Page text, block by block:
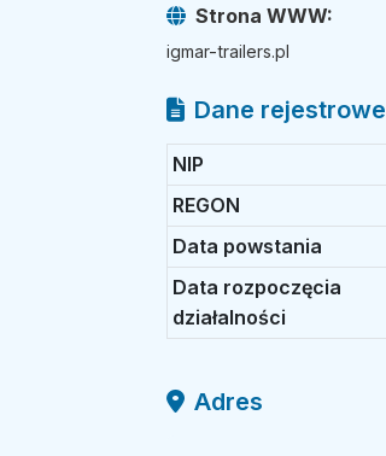
Strona WWW:
igmar-trailers.pl
Dane rejestrowe
NIP
REGON
Data powstania
Data rozpoczęcia
działalności
Adres